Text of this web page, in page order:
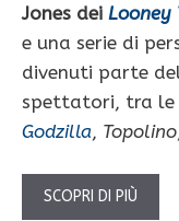
Jones dei Looney
e una serie di
divenuti parte
spettatori, tra le
Godzilla, Topolino
SCOPRI DI PIÙ